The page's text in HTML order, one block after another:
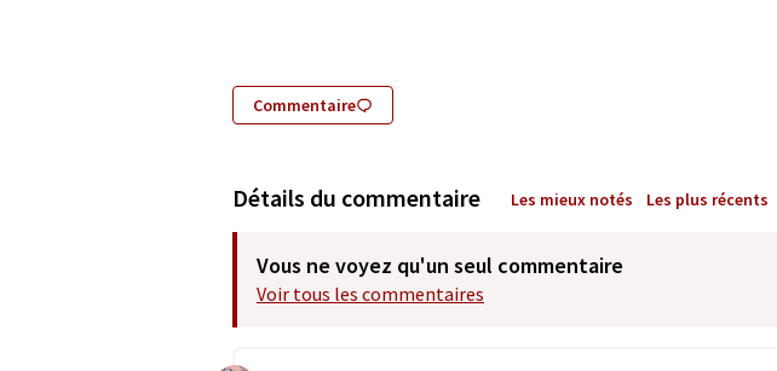
Commentaire
Détails du commentaire Les mieux notés Les plus récents
Vous ne voyez qu'un seul commentaire
Voir tous les commentaires